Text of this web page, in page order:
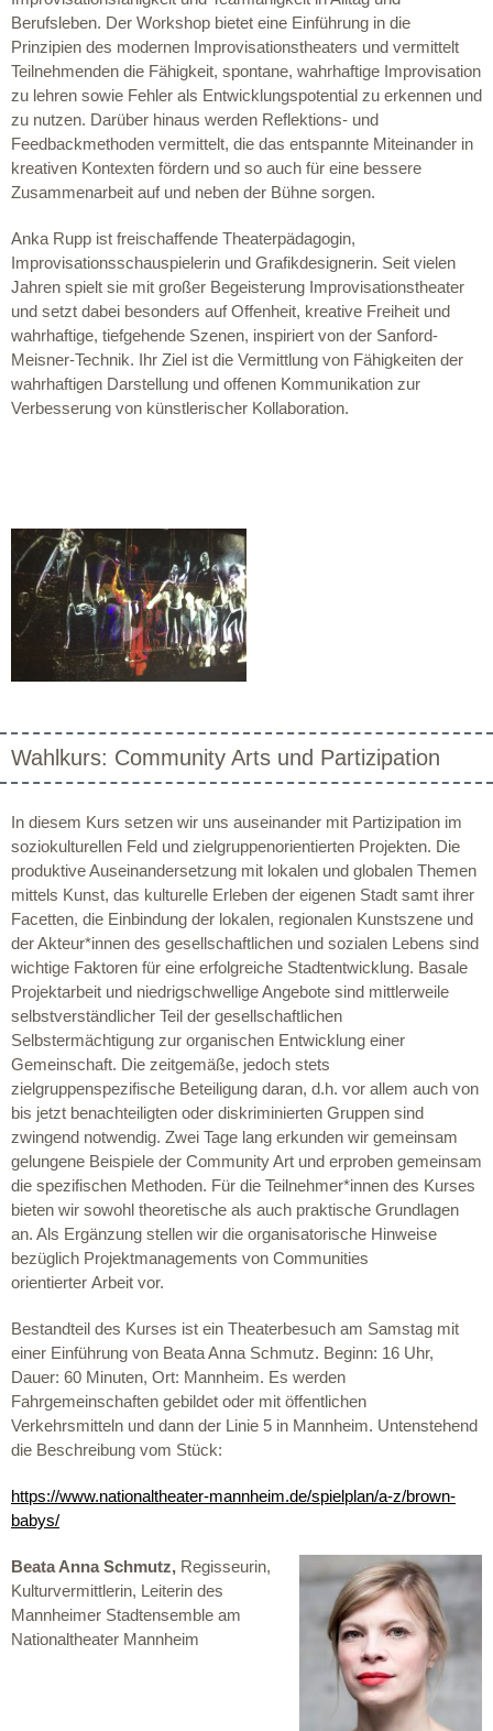
Berufsleben. Der Workshop bietet eine Einführung in die
Prinzipien des modernen Improvisationstheaters und vermittelt
Teilnehmenden die Fähigkeit, spontane, wahrhaftige Improvisation
zu lehren sowie Fehler als Entwicklungspotential zu erkennen und
zu nutzen. Darüber hinaus werden Reflektions- und
Feedbackmethoden vermittelt, die das entspannte Miteinander in
kreativen Kontexten fördern und so auch für eine bessere
Zusammenarbeit auf und neben der Bühne sorgen.
Anka Rupp ist freischaffende Theaterpädagogin,
Improvisationsschauspielerin und Grafikdesignerin. Seit vielen
Jahren spielt sie mit großer Begeisterung Improvisationstheater
und setzt dabei besonders auf Offenheit, kreative Freiheit und
wahrhaftige, tiefgehende Szenen, inspiriert von der Sanford-
Meisner-Technik. Ihr Ziel ist die Vermittlung von Fähigkeiten der
wahrhaftigen Darstellung und offenen Kommunikation zur
Verbesserung von künstlerischer Kollaboration.
Wahlkurs: Community Arts und Partizipation
In diesem Kurs setzen wir uns auseinander mit Partizipation im
soziokulturellen Feld und zielgruppenorientierten Projekten. Die
produktive Auseinandersetzung mit lokalen und globalen Themen
mittels Kunst, das kulturelle Erleben der eigenen Stadt samt ihrer
Facetten, die Einbindung der lokalen, regionalen Kunstszene und
der Akteur*innen des gesellschaftlichen und sozialen Lebens sind
wichtige Faktoren für eine erfolgreiche Stadtentwicklung. Basale
Projektarbeit und niedrigschwellige Angebote sind mittlerweile
selbstverständlicher Teil der gesellschaftlichen
Selbstermächtigung zur organischen Entwicklung einer
Gemeinschaft. Die zeitgemäße, jedoch stets
zielgruppenspezifische Beteiligung daran, d.h. vor allem auch von
bis jetzt benachteiligten oder diskriminierten Gruppen sind
zwingend notwendig. Zwei Tage lang erkunden wir gemeinsam
gelungene Beispiele der Community Art und erproben gemeinsam
die spezifischen Methoden. Für die Teilnehmer*innen des Kurses
bieten wir sowohl theoretische als auch praktische Grundlagen
an. Als Ergänzung stellen wir die organisatorische Hinweise
bezüglich Projektmanagements von Communities
orientierter Arbeit vor.
Bestandteil des Kurses ist ein Theaterbesuch am Samstag mit
einer Einführung von Beata Anna Schmutz. Beginn: 16 Uhr,
Dauer: 60 Minuten, Ort: Mannheim. Es werden
Fahrgemeinschaften gebildet oder mit öffentlichen
Verkehrsmitteln und dann der Linie 5 in Mannheim. Untenstehend
die Beschreibung vom Stück:
https://www.nationaltheater-mannheim.de/spielplan/a-z/brown-
babys/
Beata Anna Schmutz, Regisseurin,
Kulturvermittlerin, Leiterin des
Mannheimer Stadtensemble am
Nationaltheater Mannheim